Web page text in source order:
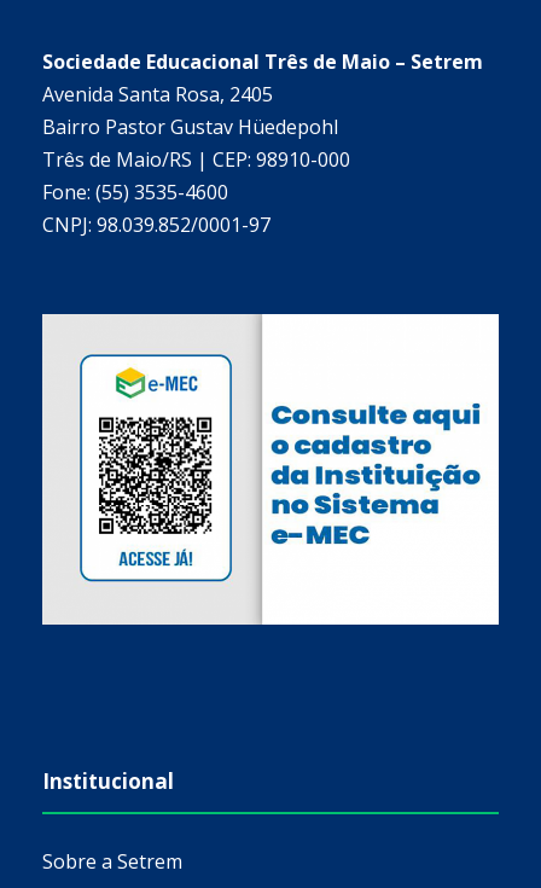
Sociedade Educacional Três de Maio – Setrem
Avenida Santa Rosa, 2405
Bairro Pastor Gustav Hüedepohl
Três de Maio/RS | CEP: 98910-000
Fone: (55) 3535-4600
CNPJ: 98.039.852/0001-97
Institucional
Sobre a Setrem